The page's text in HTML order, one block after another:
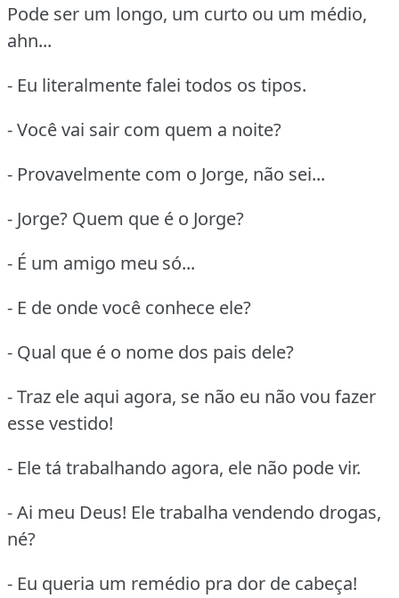
Pode ser um longo, um curto ou um médio,
ahn...
- Eu literalmente falei todos os tipos.
- Você vai sair com quem a noite?
- Provavelmente com o Jorge, não sei...
- Jorge? Quem que é o Jorge?
- É um amigo meu só...
- E de onde você conhece ele?
- Qual que é o nome dos pais dele?
- Traz ele aqui agora, se não eu não vou fazer
esse vestido!
- Ele tá trabalhando agora, ele não pode vir.
- Ai meu Deus! Ele trabalha vendendo drogas,
né?
- Eu queria um remédio pra dor de cabeça!